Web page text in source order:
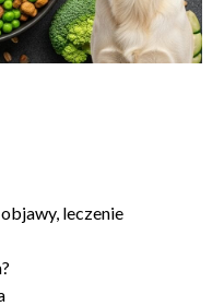
TABLE OF CONTENT
leczenie